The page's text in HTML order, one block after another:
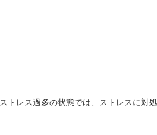
トレス過多の状態では、ストレスに対